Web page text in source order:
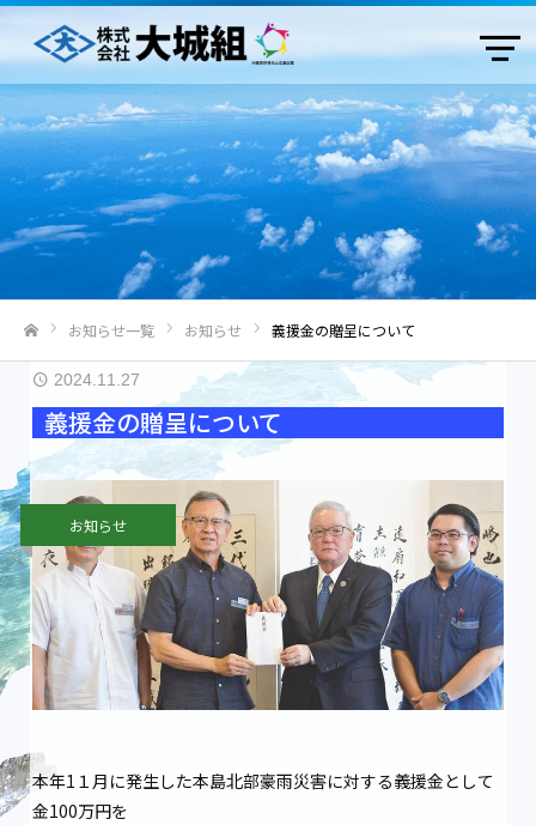
お知らせ一覧 お知らせ 義援金の贈呈について
2024.11.27
義援金の贈呈について
お知らせ
本年1１月に発生した本島北部豪雨災害に対する義援金として
金100万円を